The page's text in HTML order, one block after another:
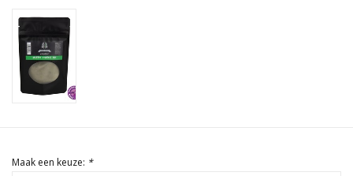
Maak een keuze: *